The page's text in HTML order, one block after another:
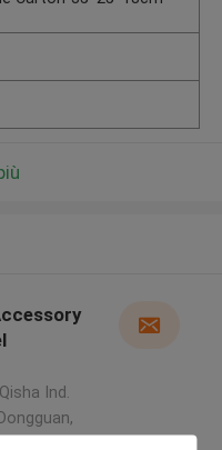
Ind.